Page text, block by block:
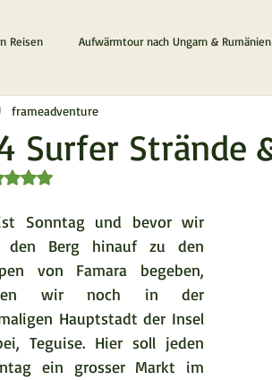
Reisen Aufwärmtour nach Ungarn & Rumänien
Erfahrung
Surfer Strände
frameadventure
Mit NaN von 5 Sternen bewertet.
Sonntag und bevor wir
den Berg hinauf zu den
von Famara begeben,
wir noch in der
Hauptstadt der Insel
Teguise. Hier soll jeden
ein grosser Markt im